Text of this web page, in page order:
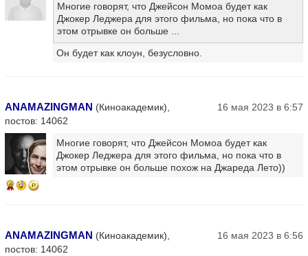
Многие говорят, что Джейсон Момоа будет как
Джокер Леджера для этого фильма, но пока что в
этом отрывке он больше ...
Он будет как клоун, безусловно.
ANAMAZINGMAN (Киноакадемик),
постов: 14062
16 мая 2023 в 6:57
6
Многие говорят, что Джейсон Момоа будет как
Джокер Леджера для этого фильма, но пока что в
этом отрывке он больше похож на Джареда Лето))
ANAMAZINGMAN (Киноакадемик),
постов: 14062
16 мая 2023 в 6:56